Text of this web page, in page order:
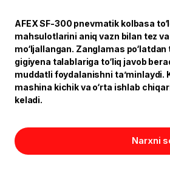
AFEX SF-300 pnevmatik kolbasa
mahsulotlarini aniq vazn bilan tez
mo‘ljallangan. Zanglamas
gigiyena talablariga to‘liq javob
muddatli foydalanishni ta’minlaydi.
mashina kichik va o‘rta ishlab
keladi.
Narxni